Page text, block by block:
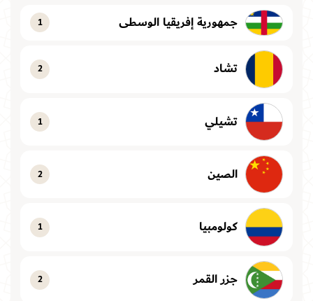
جمهورية إفريقيا الوسطى 1
تشاد 2
تشيلي 1
الصين 2
كولومبيا 1
جزر القمر 2